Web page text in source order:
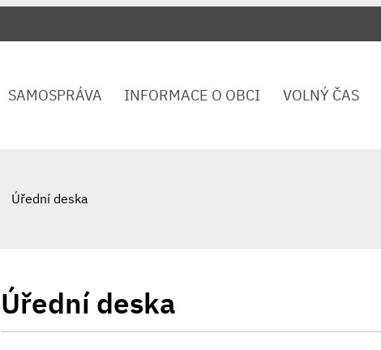
SAMOSPRÁVA INFORMACE O OBCI VOLNÝ ČAS
Úřední deska
Úřední deska